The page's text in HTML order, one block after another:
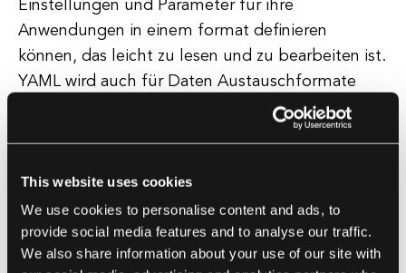
This website uses cookies
We use cookies to personalise content and ads, to
provide social media features and to analyse our traffic.
We also share information about your use of our site with
Einstellungen und Parameter für ihre
Anwendungen in einem format definieren
können, das leicht zu lesen und zu bearbeiten ist.
YAML wird auch für Daten Austauschformate
verwendet, die es unterschiedlichen Systemen
ermöglichen, miteinander zu kommunizieren,
Format austauschen.
Dies kann besonders nützlich in der
Webentwicklung sein, wo APIs häufig YAML oder